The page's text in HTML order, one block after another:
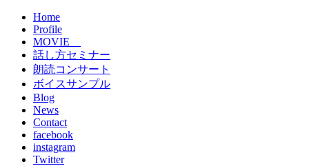
Home
Profile
MOVIE
話し方セミナー
朗読コンサート
ボイスサンプル
Blog
News
Contact
facebook
instagram
Twitter